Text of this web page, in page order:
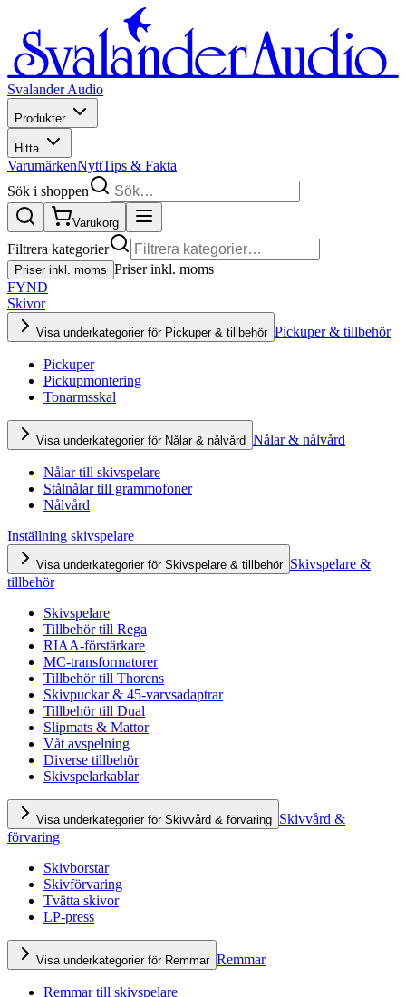
Svalander Audio
Produkter
Hitta
VarumärkenNyttTips & Fakta
Sök i shoppen
Varukorg
Filtrera kategorier
Priser inkl. moms Priser inkl. moms
FYND
Skivor
Visa underkategorier för Pickuper & tillbehör Pickuper & tillbehör
Pickuper
Pickupmontering
Tonarmsskal
Visa underkategorier för Nålar & nålvård Nålar & nålvård
Nålar till skivspelare
Stålnålar till grammofoner
Nålvård
Inställning skivspelare
Visa underkategorier för Skivspelare & tillbehör Skivspelare &
tillbehör
Skivspelare
Tillbehör till Rega
RIAA-förstärkare
MC-transformatorer
Tillbehör till Thorens
Skivpuckar & 45-varvsadaptrar
Tillbehör till Dual
Slipmats & Mattor
Våt avspelning
Diverse tillbehör
Skivspelarkablar
Visa underkategorier för Skivvård & förvaring Skivvård &
förvaring
Skivborstar
Skivförvaring
Tvätta skivor
LP-press
Visa underkategorier för Remmar Remmar
Remmar till skivspelare